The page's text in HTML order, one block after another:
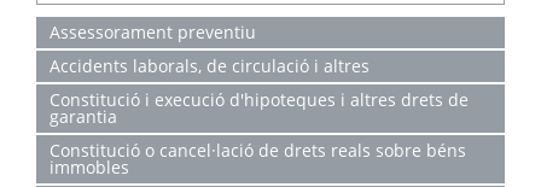
Assessorament preventiu
Accidents laborals, de circulació i altres
Constitució i execució d'hipoteques i altres drets de
garantia
Constitució o cancel·lació de drets reals sobre béns
immobles